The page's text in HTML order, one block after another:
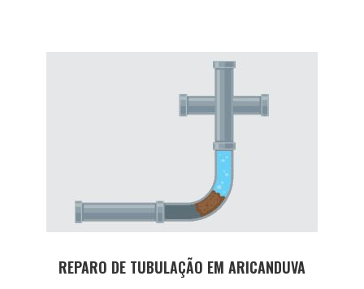
REPARO DE TUBULAÇÃO EM ARICANDUVA